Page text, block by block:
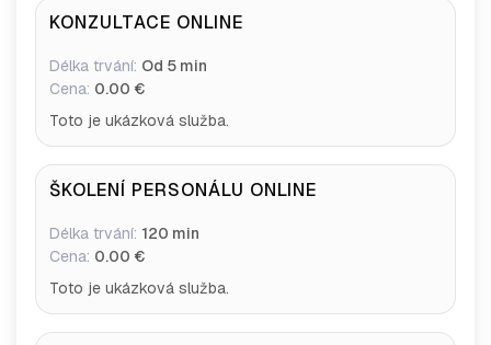
KONZULTACE ONLINE
Délka trvání: Od 5 min
Cena: 0.00 €
Toto je ukázková služba.
ŠKOLENÍ PERSONÁLU ONLINE
Délka trvání: 120 min
Cena: 0.00 €
Toto je ukázková služba.